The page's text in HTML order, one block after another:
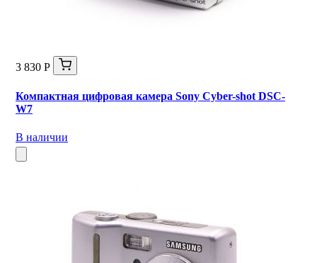
3 830 Р
Компактная цифровая камера Sony Cyber-shot DSC-
W7
В наличии